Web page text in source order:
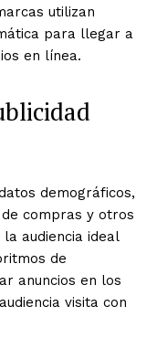
utilizan
para llegar a
en línea.
demográficos,
compras y otros
audiencia ideal
de
anuncios en los
visita con